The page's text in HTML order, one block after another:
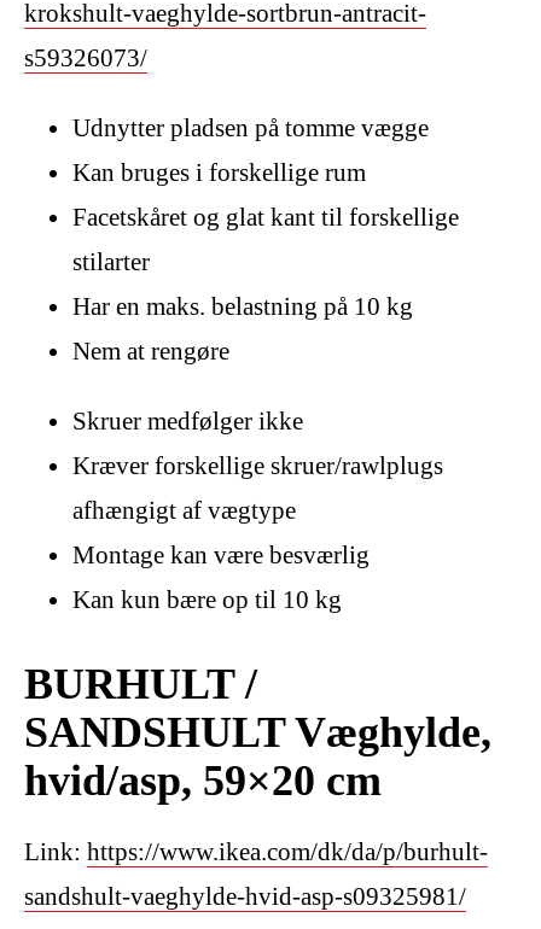
krokshult-vaeghylde-sortbrun-antracit-
s59326073/
Udnytter pladsen på tomme vægge
Kan bruges i forskellige rum
Facetskåret og glat kant til forskellige
stilarter
Har en maks. belastning på 10 kg
Nem at rengøre
Skruer medfølger ikke
Kræver forskellige skruer/rawlplugs
afhængigt af vægtype
Montage kan være besværlig
Kan kun bære op til 10 kg
BURHULT /
SANDSHULT Væghylde,
hvid/asp, 59×20 cm
Link: https://www.ikea.com/dk/da/p/burhult-
sandshult-vaeghylde-hvid-asp-s09325981/